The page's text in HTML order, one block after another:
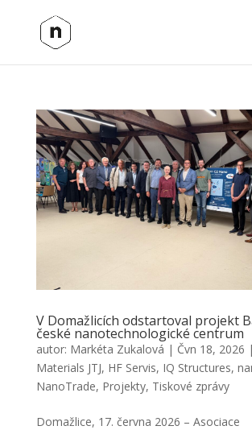
V Domažlicích odstartoval projekt
české nanotechnologické centrum
autor: Markéta Zukalová | Čvn 18, 2026 |
Materials JTJ, HF Servis, IQ Structures,
NanoTrade, Projekty, Tiskové zprávy
Domažlice, 17. června 2026 – Asociace